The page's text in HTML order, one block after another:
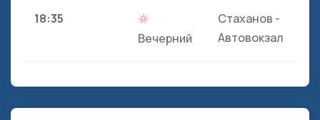
18:35
Вечерний
Стаханов -
Автовокзал